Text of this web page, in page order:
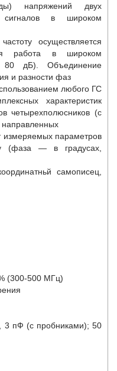
напряжений двух
сигналов в широком
осуществляется
работа в широком
80 дБ). Объединение
и разности фаз
любого ГС
характеристик
четырехполюсников (с
направленных
измеряемых параметров
(фаза — в градусах,
самописец,
(300-500 МГц)
3 пФ (с пробниками); 50